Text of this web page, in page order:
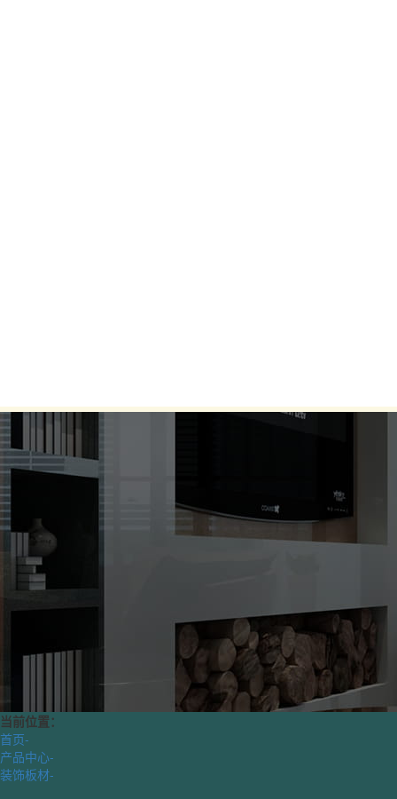
当前位置：
首页-
产品中心-
装饰板材-